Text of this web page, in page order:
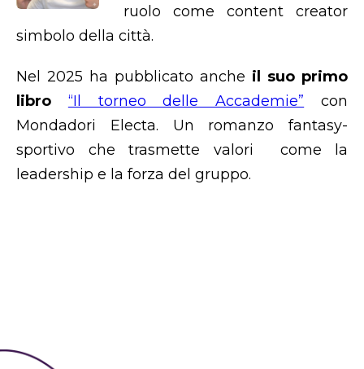
ruolo come content creator
simbolo della città.
Nel 2025 ha pubblicato anche il suo primo
libro
“Il torneo delle Accademie” con
Mondadori Electa. Un romanzo fantasy-
sportivo che trasmette valori come la
leadership e la forza del gruppo.